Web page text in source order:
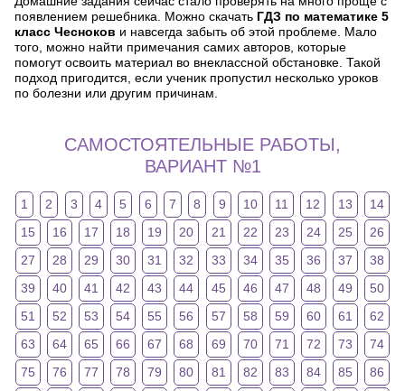
появлением решебника. Можно скачать ГДЗ по математике 5
класс Чесноков и навсегда забыть об этой проблеме. Мало
того, можно найти примечания самих авторов, которые
помогут освоить материал во внеклассной обстановке. Такой
подход пригодится, если ученик пропустил несколько уроков
по болезни или другим причинам.
САМОСТОЯТЕЛЬНЫЕ РАБОТЫ,
ВАРИАНТ №1
1 2 3 4 5 6 7 8 9 10 11 12 13
14
15
16 17 18 19 20 21 22 23 24 25
26
27
28 29 30 31 32 33 34 35 36 37
38
39
40 41 42 43 44 45 46 47 48 49
50
51
52 53 54 55 56 57 58 59 60 61
62
63
64 65 66 67 68 69 70 71 72 73
74
75
76 77 78 79 80 81 82 83 84 85
86